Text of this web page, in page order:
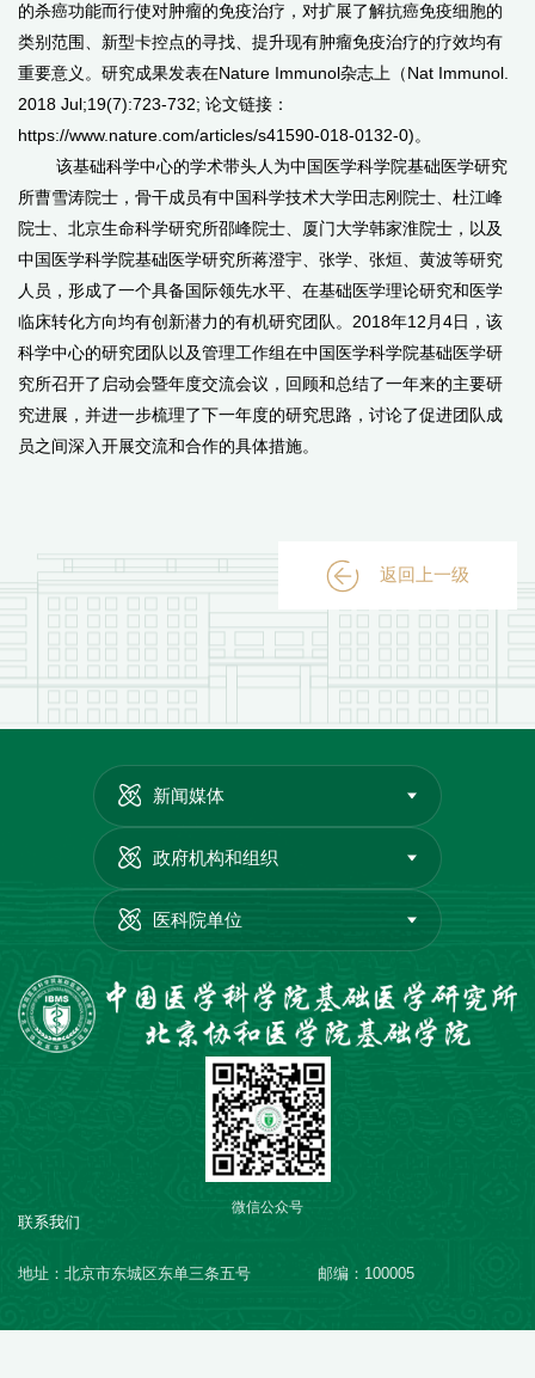
的杀癌功能而行使对肿瘤的免疫治疗，对扩展了解抗癌免疫细胞的
类别范围、新型卡控点的寻找、提升现有肿瘤免疫治疗的疗效均有
重要意义。研究成果发表在Nature Immunol杂志上（Nat Immunol.
2018 Jul;19(7):723-732; 论文链接：
https://www.nature.com/articles/s41590-018-0132-0)。
该基础科学中心的学术带头人为中国医学科学院基础医学研究
所曹雪涛院士，骨干成员有中国科学技术大学田志刚院士、杜江峰
院士、北京生命科学研究所邵峰院士、厦门大学韩家淮院士，以及
中国医学科学院基础医学研究所蒋澄宇、张学、张烜、黄波等研究
人员，形成了一个具备国际领先水平、在基础医学理论研究和医学
临床转化方向均有创新潜力的有机研究团队。2018年12月4日，该
科学中心的研究团队以及管理工作组在中国医学科学院基础医学研
究所召开了启动会暨年度交流会议，回顾和总结了一年来的主要研
究进展，并进一步梳理了下一年度的研究思路，讨论了促进团队成
员之间深入开展交流和合作的具体措施。
返回上一级
新闻媒体
政府机构和组织
医科院单位
联系我们
地址：北京市东城区东单三条五号 邮编：100005
微信公众号